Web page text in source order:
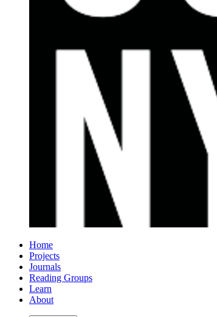
Home
Projects
Journals
Reading Groups
Learn
About